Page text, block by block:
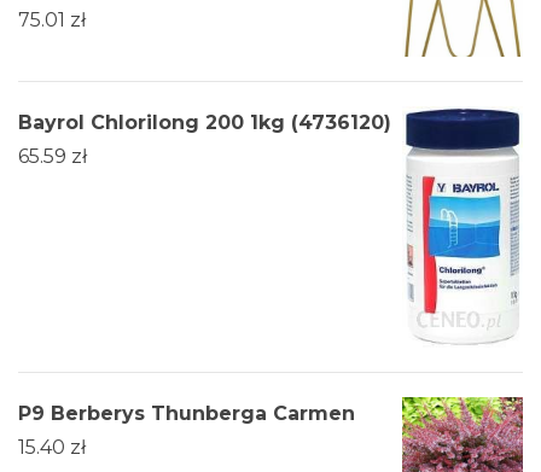
75.01 zł
Bayrol Chlorilong 200 1kg (4736120)
65.59 zł
P9 Berberys Thunberga Carmen
15.40 zł